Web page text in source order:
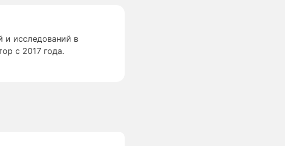
и исследований в
с 2017 года.